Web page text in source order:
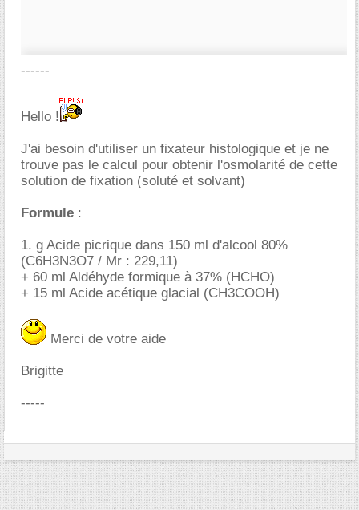
------
Hello !
J'ai besoin d'utiliser un fixateur histologique et je ne
trouve pas le calcul pour obtenir l'osmolarité de cette
solution de fixation (soluté et solvant)
Formule :
1. g Acide picrique dans 150 ml d'alcool 80%
(C6H3N3O7 / Mr : 229,11)
+ 60 ml Aldéhyde formique à 37% (HCHO)
+ 15 ml Acide acétique glacial (CH3COOH)
Merci de votre aide
Brigitte
-----